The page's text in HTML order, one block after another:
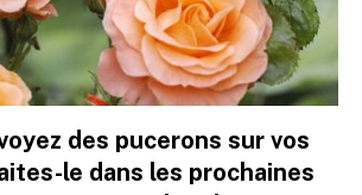
des pucerons sur vos
le dans les prochaines